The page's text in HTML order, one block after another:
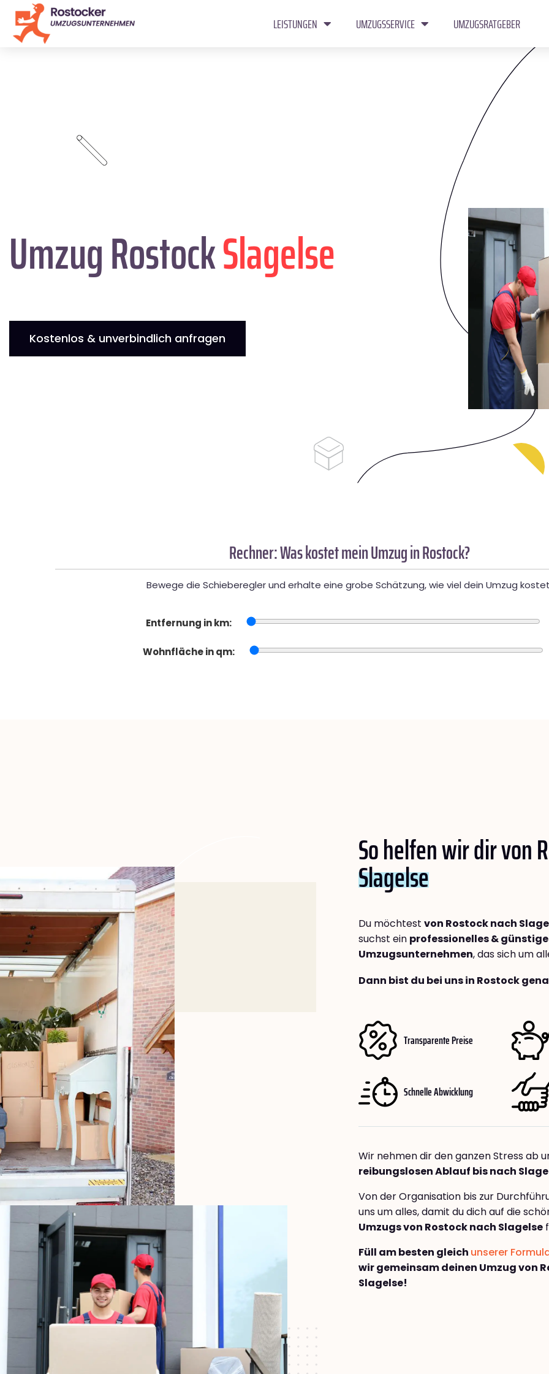
LEISTUNGEN UMZUGSSERVICE UMZUGSRATGEBER
Umzug RostockSlagelse
Kostenlos & unverbindlich anfragen
Rechner: Was kostet mein Umzug in Rostock?
Bewege die Schieberegler und erhalte eine grobe Schätzung, wie viel dein Umzug
Entfernung in km:
Wohnfläche in qm:
So helfen wir dir von
Slagelse
Du möchtest von Rostock nach
suchst ein professionelles &
Umzugsunternehmen, das sich um
Dann bist du bei uns in Rostock
Transparente Preise
Schnelle Abwicklung
Wir nehmen dir den ganzen Stress ab
reibungslosen Ablauf bis nach
Von der Organisation bis zur
uns um alles, damit du dich auf die
Umzugs von Rostock nach Slagelse
Füll am besten gleich unserer
wir gemeinsam deinen Umzug von
Slagelse!